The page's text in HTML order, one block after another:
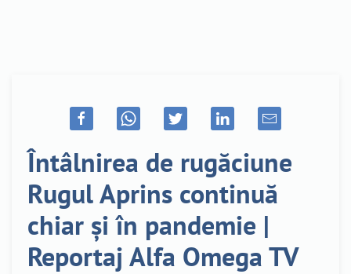
Întâlnirea de rugăciune
Rugul Aprins continuă
chiar și în pandemie |
Reportaj Alfa Omega TV